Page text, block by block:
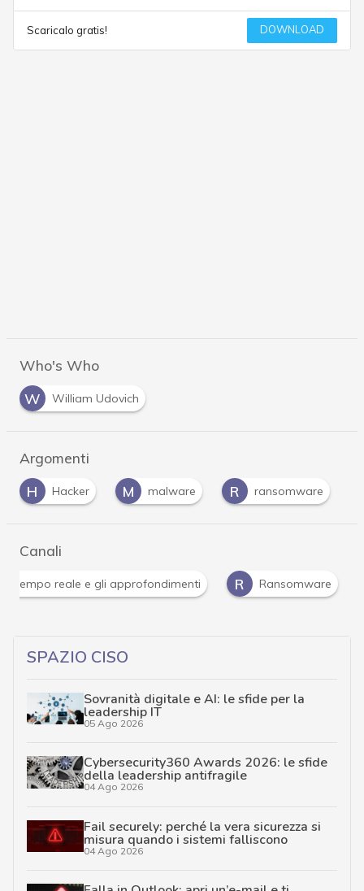
Scaricalo gratis! DOWNLOAD
Who's Who
W
William Udovich
Argomenti
H
Hacker M malware R ransomware
Canali
Attacchi hacker e Malware: le ultime news in tempo
SPAZIO CISO
Sovranità digitale e AI: le sfide per la
leadership IT
05 Ago 2026
Cybersecurity360 Awards 2026: le sfide
della leadership antifragile
04 Ago 2026
Fail securely: perché la vera sicurezza si
misura quando i sistemi falliscono
04 Ago 2026